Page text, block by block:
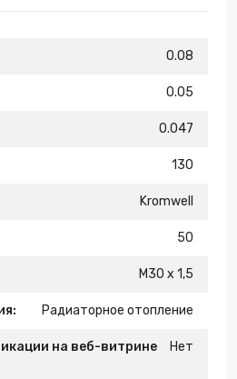
0.08
0.05
0.047
130
Kromwell
50
M30 x 1,5
Радиаторное отопление
на веб-витрине
Нет